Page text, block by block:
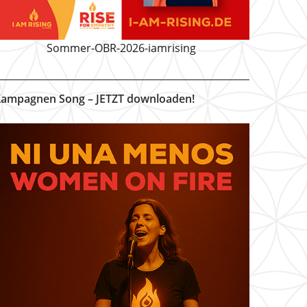
Sommer-OBR-2026-iamrising
Song – JETZT downloaden!